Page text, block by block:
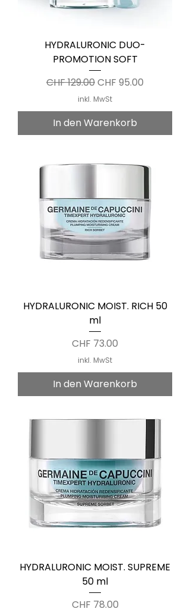
HYDRALURONIC DUO-
PROMOTION SOFT
Standardpreis
CHF 129.00Sale-Preis
CHF 95.00
inkl. MwSt
In den Warenkorb
HYDRALURONIC MOIST. RICH 50
ml
Preis
CHF 73.00
inkl. MwSt
In den Warenkorb
HYDRALURONIC MOIST. SUPREME
50 ml
Preis
CHF 78.00